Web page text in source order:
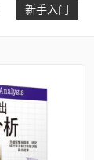
新手入门